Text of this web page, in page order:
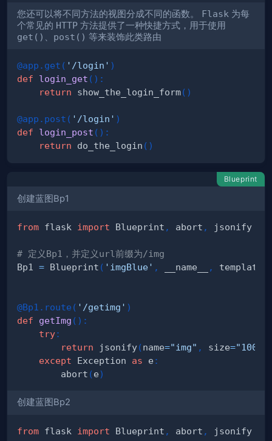
您还可以将不同方法的视图分成不同的函数。 Flask 为每
个常见的 HTTP 方法提供了一种快捷方式，用于使用
get() 、 post() 等来装饰此类路由
@app . get ( '/login' )
def
login_get ( ) :
return show_the_login_form( )
@app . post ( '/login' )
def
login_post ( ) :
return do_the_login ( )
Blueprint
创建蓝图Bp1
from flask import Blueprint , abort ,
# 定义Bp1，并定义url前缀为/img
Bp1 = Blueprint ( 'imgBlue' , __name__ ,
@Bp1 . route ( '/getimg' )
def
getImg ( ) :
try:
return jsonify(name="img" , size=
except Exception as e :
        abort
(e)
创建蓝图Bp2
from flask import Blueprint , abort ,